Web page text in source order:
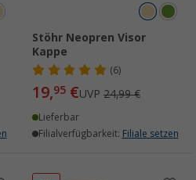
Stöhr Neopren Visor
Kappe
(6)
19,95 €UVP 24,99 €
Lieferbar
Filialverfügbarkeit: Filiale setzen